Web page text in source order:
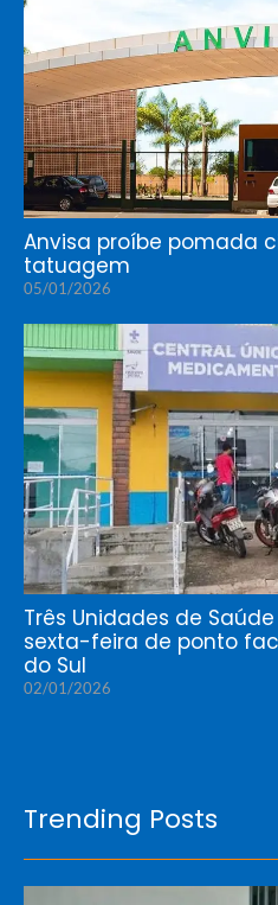
Anvisa proíbe pomada
tatuagem
05/01/2026
Três Unidades de
sexta-feira de ponto
do Sul
02/01/2026
Trending Posts